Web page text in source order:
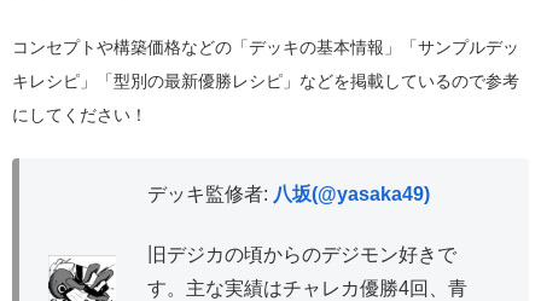
コンセプトや構築価格などの「デッキの基本情報」「サンプルデッ
キレシピ」「型別の最新優勝レシピ」などを掲載しているので参考
にしてください！
デッキ監修者: 八坂(@yasaka49)
旧デジカの頃からのデジモン好きで
す。主な実績はチャレカ優勝4回、青